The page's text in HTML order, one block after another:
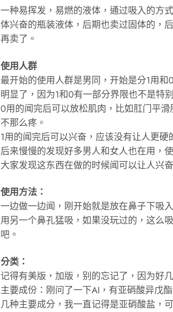
一种易挥发，易燃的液体，通过吸入的方
体兴奋的瓶装液体，后期也卖过固体的，
再卖了。
使用人群
最开始的使用人群是男同，开始是分1用
明显了，因为1和0有一部分界限也不是特
0用的闻完后可以放松肌肉，比如肛门平
不那么疼。
1用的闻完后可以兴奋，应该没有让人更硬
后来慢慢的发现好多男人和女人也在用，
大家发现这东西在做的时候闻可以让人兴奋
使用方法：
一边做一边闻，刚开始就是放在鼻子下吸
用另一个鼻孔猛吸，如果没玩过的，这么
吧。
分类：
记得有美版，加版，别的忘记了，因为好
主要成份：刚问了一下AI，有亚硝酸异戊
几种主要成分，我一直记得是亚硝酸盐，